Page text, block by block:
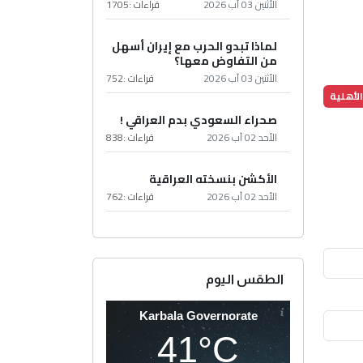
الأثنين 03 آب 2026 قراءات :1705
لماذا تبدو الحرب مع إيران أسهل
من التفاوض معها؟
الأثنين 03 آب 2026 قراءات :752
صحراء السعودي بدم العراقي !
الأحد 02 آب 2026 قراءات :838
الأكشن بنسخته العراقية
الأحد 02 آب 2026 قراءات :762
الطقس اليوم
Karbala Governorate
41°C